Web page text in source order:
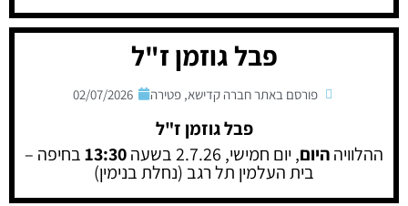
פבל גוזמן ז"ל
פורסם באתר חברה קדישא, פטירה 02/07/2026
פבל גוזמן ז"ל
ההלוויההיום, יום חמישי, 2.7.26 בשעה 13:30בחיפה –
בית העלמין תל רגב (נחלת בנימין)